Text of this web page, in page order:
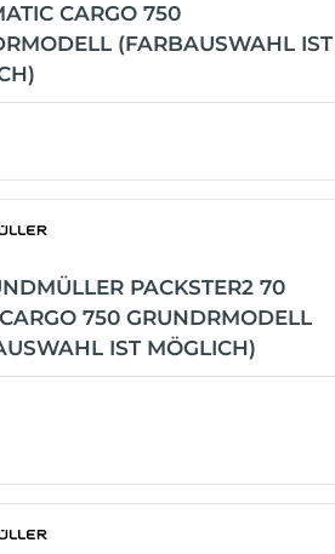
CARGO 750
(FARBAUSWAHL IST
PACKSTER2 70
750 GRUNDRMODELL
IST MÖGLICH)